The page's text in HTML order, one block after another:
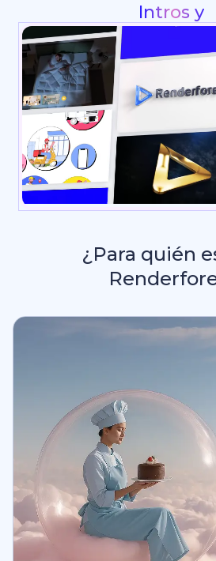
Gráficos para
¿Para quién